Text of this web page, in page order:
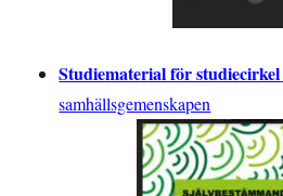
Studiematerial för studiecirkel
samhällsgemenskapen